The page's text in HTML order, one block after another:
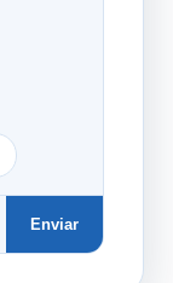
Enviar